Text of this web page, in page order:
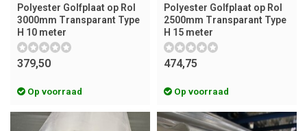
Polyester Golfplaat op Rol
3000mm Transparant Type
H 10 meter
379,50
Op voorraad
Polyester Golfplaat op Rol
2500mm Transparant Type
H 15 meter
474,75
Op voorraad